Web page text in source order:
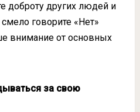
доброту других людей и
говорите «Нет»
внимание от основных
за свою